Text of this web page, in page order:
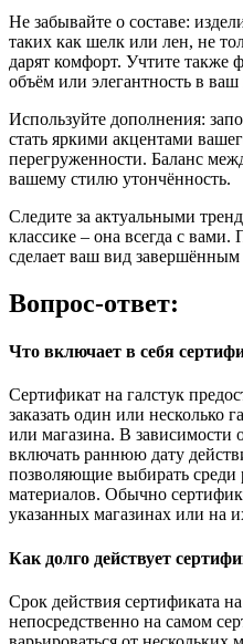
Не забывайте о составе:
таких как шелк или лен, не
дарят комфорт. Учтите также
объём или элегантность в ваш
Используйте дополнения:
стать яркими акцентами
перегруженности. Баланс
вашему стилю утончённость.
Следите за актуальными
классике – она всегда с
сделает ваш вид
Вопрос-ответ:
Что включает в себя
Сертификат на галстук
заказать один или несколько
или магазина. В зависимости
включать раннюю дату
позволяющие выбирать среди
материалов. Обычно
указанных магазинах или на
Как долго действует
Срок действия сертификата
непосредственно на самом